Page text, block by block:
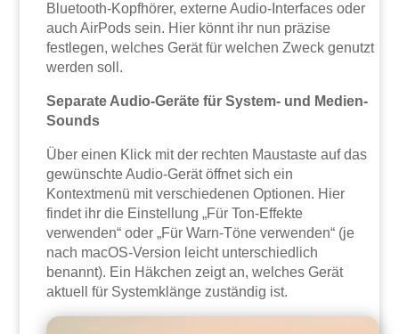
Bluetooth-Kopfhörer, externe Audio-Interfaces oder
auch AirPods sein. Hier könnt ihr nun präzise
festlegen, welches Gerät für welchen Zweck genutzt
werden soll.
Separate Audio-Geräte für System- und Medien-
Sounds
Über einen Klick mit der rechten Maustaste auf das
gewünschte Audio-Gerät öffnet sich ein
Kontextmenü mit verschiedenen Optionen. Hier
findet ihr die Einstellung „Für Ton-Effekte
verwenden“ oder „Für Warn-Töne verwenden“ (je
nach macOS-Version leicht unterschiedlich
benannt). Ein Häkchen zeigt an, welches Gerät
aktuell für Systemklänge zuständig ist.